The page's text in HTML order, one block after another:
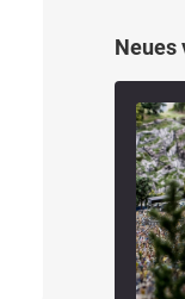
Neues